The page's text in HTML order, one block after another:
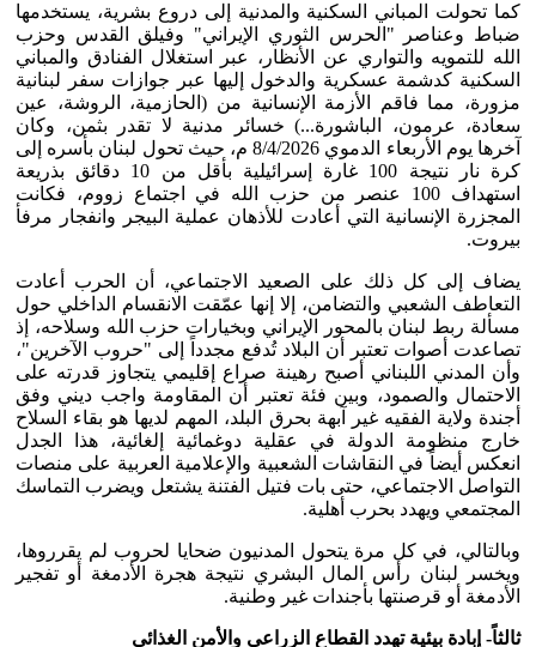
كما تحولت المباني السكنية والمدنية إلى دروع بشرية، يستخدمها
ضباط وعناصر "الحرس الثوري الإيراني" وفيلق القدس وحزب
الله للتمويه والتواري عن الأنظار، عبر استغلال الفنادق والمباني
السكنية كدشمة عسكرية والدخول إليها عبر جوازات سفر لبنانية
مزورة، مما فاقم الأزمة الإنسانية من (الحازمية، الروشة، عين
سعادة، عرمون، الباشورة...) خسائر مدنية لا تقدر بثمن، وكان
آخرها يوم الأربعاء الدموي 8/4/2026 م، حيث تحول لبنان بأسره إلى
كرة نار نتيجة 100 غارة إسرائيلية بأقل من 10 دقائق بذريعة
استهداف 100 عنصر من حزب الله في اجتماع زووم، فكانت
المجزرة الإنسانية التي أعادت للأذهان عملية البيجر وانفجار مرفأ
بيروت.
يضاف إلى كل ذلك على الصعيد الاجتماعي، أن الحرب أعادت
التعاطف الشعبي والتضامن، إلا إنها عمّقت الانقسام الداخلي حول
مسألة ربط لبنان بالمحور الإيراني وبخيارات حزب الله وسلاحه، إذ
تصاعدت أصوات تعتبر أن البلاد تُدفع مجدداً إلى "حروب الآخرين"،
وأن المدني اللبناني أصبح رهينة صراع إقليمي يتجاوز قدرته على
الاحتمال والصمود، وبين فئة تعتبر أن المقاومة واجب ديني وفق
أجندة ولاية الفقيه غير آبهة بحرق البلد، المهم لديها هو بقاء السلاح
خارج منظومة الدولة في عقلية دوغمائية إلغائية، هذا الجدل
انعكس أيضاً في النقاشات الشعبية والإعلامية العربية على منصات
التواصل الاجتماعي، حتى بات فتيل الفتنة يشتعل ويضرب التماسك
المجتمعي ويهدد بحرب أهلية.
وبالتالي، في كل مرة يتحول المدنيون ضحايا لحروب لم يقرروها،
ويخسر لبنان رأس المال البشري نتيجة هجرة الأدمغة أو تفجير
الأدمغة أو قرصنتها بأجندات غير وطنية.
ثالثاً- إبادة بيئية تهدد القطاع الزراعي والأمن الغذائي